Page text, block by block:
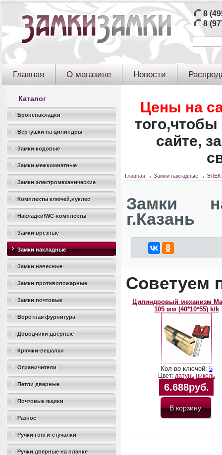
8
8
Главная О магазине Новости
Каталог
Броненакладки
Вертушки на цилиндры
Замки кодовые
Замки межкомнатные
Замки электромеханические
Комплекты ключей,нуклео
Накладки/WC-комплекты
Замки врезные
Замки накладные
Замки навесные
Замки противопожарные
Замки почтовые
Воротная фурнитура
Доводчики дверные
Крючки-вешалки
Ограничители
дверные(стопоры)
Петли дверные
Почтовые ящики
Разное
Ручки гонги-стучалки
Ручки дверные на планке
Цены на
того,чтобы
сайте,
Главная→ Замки накладные→
Замки
г.Казань
Советуем
Цилиндровый механизм
105 мм (40*10*55) k/k
Кол-во ключей: 5
Цвет: латунь,никель
6.688руб.